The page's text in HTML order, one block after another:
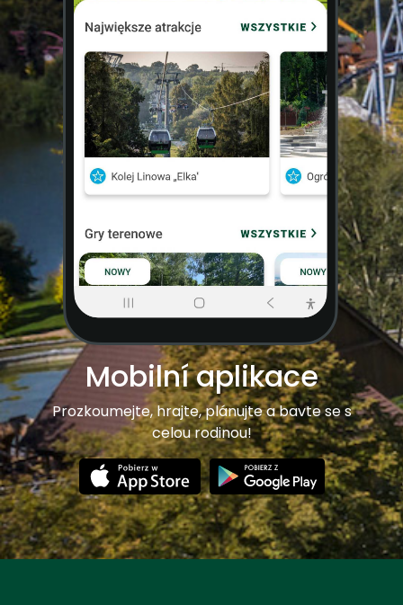
Mobilní aplikace
Prozkoumejte, hrajte, plánujte a bavte se s
celou rodinou!